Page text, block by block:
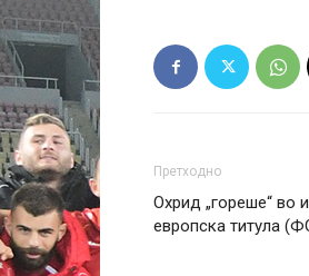
Претходно
Охрид „гореше“ во
европска титула